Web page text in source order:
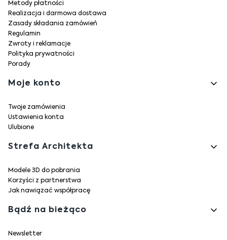
Metody płatności
Realizacja i darmowa dostawa
Zasady składania zamówień
Regulamin
Zwroty i reklamacje
Polityka prywatności
Porady
Moje konto
Twoje zamówienia
Ustawienia konta
Ulubione
Strefa Architekta
Modele 3D do pobrania
Korzyści z partnerstwa
Jak nawiązać współpracę
Bądź na bieżąco
Newsletter